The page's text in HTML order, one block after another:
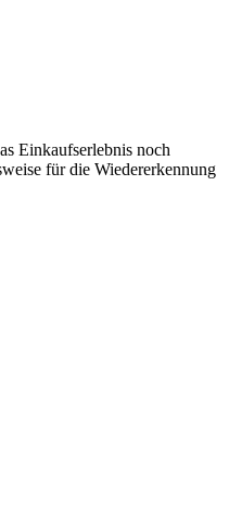
Einkaufserlebnis noch
für die Wiedererkennung